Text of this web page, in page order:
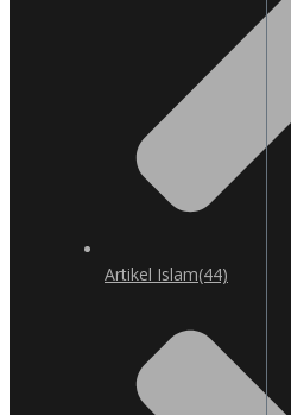
Artikel Islam(44)